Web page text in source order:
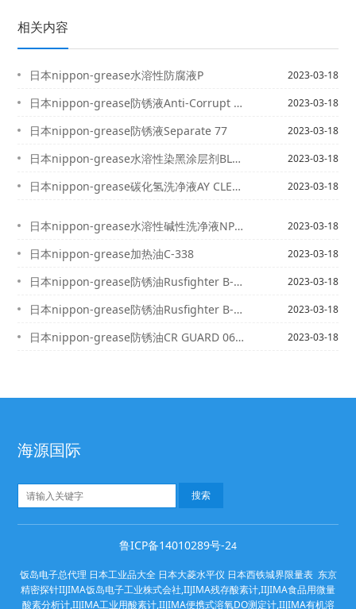
相关内容
日本nippon-grease水溶性防腐液P 2023-03-18
日本nippon-grease防锈液Anti-Corrupt Agent 2023-03-18
日本nippon-grease防锈液Separate 77 2023-03-18
日本nippon-grease水溶性染黑涂层剂BLACKER 9696 2023-03-18
日本nippon-grease碳化氢洗净液AY CLEAN A-78L 2023-03-18
日本nippon-grease水溶性碱性洗净液NPK Cleaners 4010 2023-03-18
日本nippon-grease加热油C-338 2023-03-18
日本nippon-grease防锈油Rusfighter B-921 2023-03-18
日本nippon-grease防锈油Rusfighter B-925 2023-03-18
日本nippon-grease防锈油CR GUARD 0604 2023-03-18
海源国际
鲁ICP备14010289号-24
饭岛电子总代理 日本工业品大全 日本大菱水平仪 日本西铁城界限量表 东京
精密探针IIJIMA饭岛电子工业株式会社,IIJIMA残存酸素计,IIJIMA食品用微量
酸素分析计,IIJIMA工业用酸素计,IIJIMA便携式溶氧DO测定计,IIJIMA有机溶